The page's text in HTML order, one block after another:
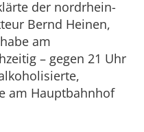
der nordrhein-
Bernd Heinen,
am
– gegen 21 Uhr
am Hauptbahnhof